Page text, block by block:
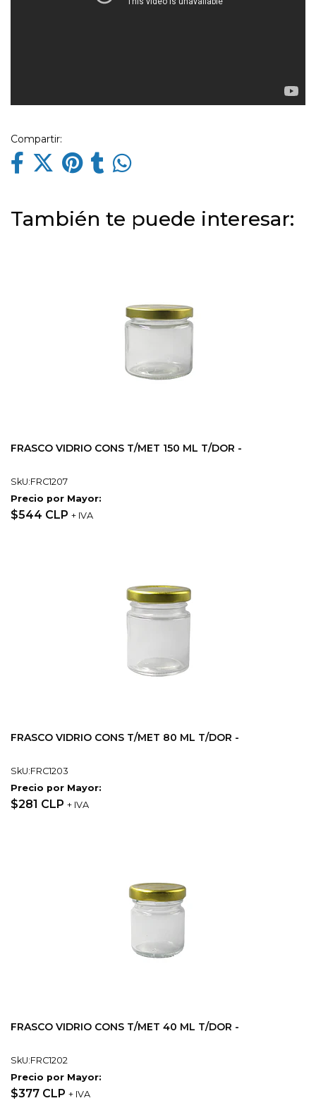
Compartir:
También te puede interesar:
FRASCO VIDRIO CONS T/MET 150 ML T/DOR -
SkU:FRC1207
Precio por Mayor:
$544 CLP + IVA
FRASCO VIDRIO CONS T/MET 80 ML T/DOR -
SkU:FRC1203
Precio por Mayor:
$281 CLP + IVA
FRASCO VIDRIO CONS T/MET 40 ML T/DOR -
SkU:FRC1202
Precio por Mayor:
$377 CLP + IVA